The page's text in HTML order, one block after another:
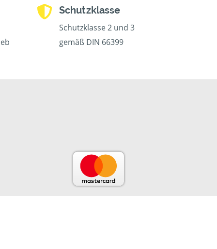
Schutzklasse
Schutzklasse 2 und 3
gemäß DIN 66399